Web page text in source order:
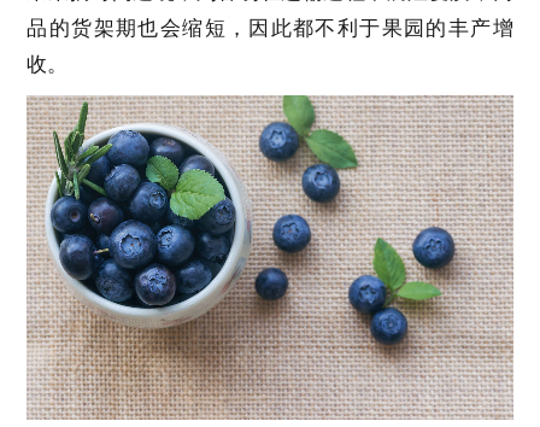
品的货架期也会缩短，因此都不利于果园的丰产增
收。